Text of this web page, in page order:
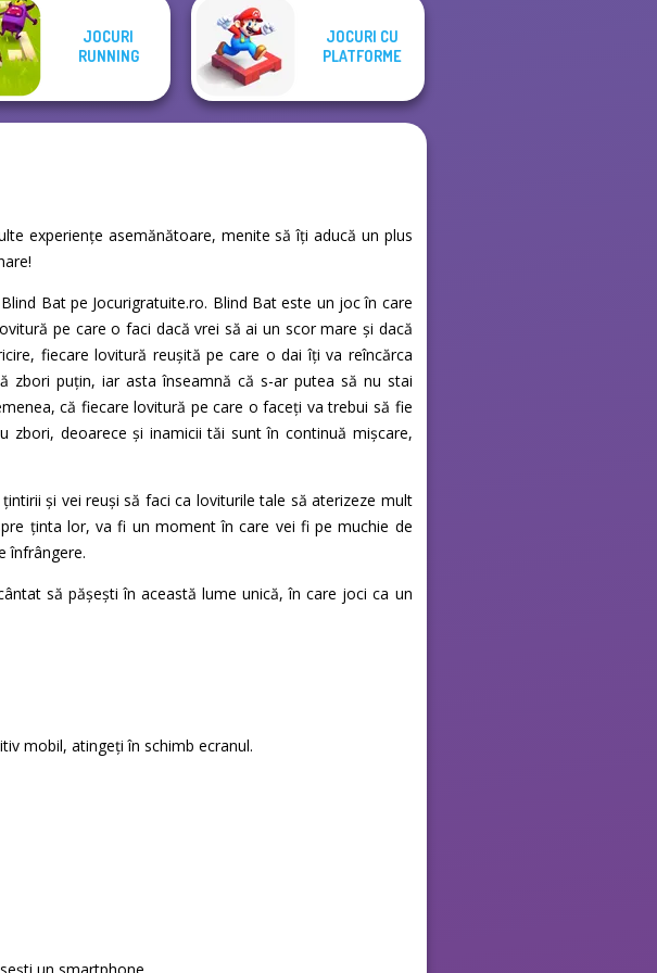
JOCURI
RUNNING
JOCURI CU
PLATFORME
experiențe asemănătoare, menite să îți aducă un plus
Bat pe Jocurigratuite.ro. Blind Bat este un joc în care
pe care o faci dacă vrei să ai un scor mare și dacă
fiecare lovitură reușită pe care o dai îți va reîncărca
puțin, iar asta înseamnă că s-ar putea să nu stai
că fiecare lovitură pe care o faceți va trebui să fie
zbori, deoarece și inamicii tăi sunt în continuă mișcare,
și vei reuși să faci ca loviturile tale să aterizeze mult
ținta lor, va fi un moment în care vei fi pe muchie de
înfrângere.
să pășești în această lume unică, în care joci ca un
mobil, atingeți în schimb ecranul.
un smartphone.